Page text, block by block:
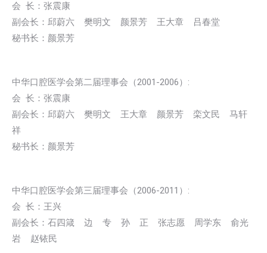
会 长：张震康
副会长：邱蔚六 樊明文 颜景芳 王大章 吕春堂
秘书长：颜景芳
中华口腔医学会第二届理事会（2001-2006）:
会 长：张震康
副会长：邱蔚六 樊明文 王大章 颜景芳 栾文民 马轩
祥
秘书长：颜景芳
中华口腔医学会第三届理事会（2006-2011）:
会 长：王兴
副会长：石四箴 边 专 孙 正 张志愿 周学东 俞光
岩 赵铱民